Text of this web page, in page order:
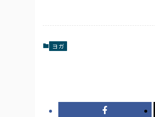
ヨガ